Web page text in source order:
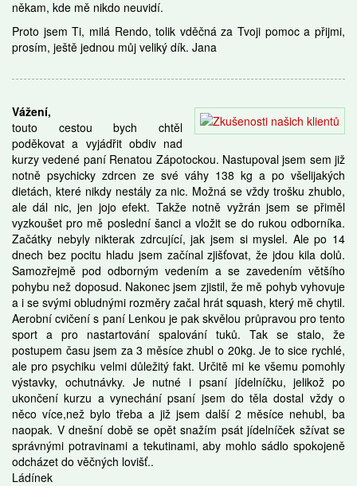
někam, kde mě nikdo neuvidí.
Proto jsem Ti, milá Rendo, tolik vděčná za Tvoji pomoc a přijmi,
prosím, ještě jednou můj veliký dík. Jana
Vážení,
touto cestou bych chtěl
poděkovat a vyjádřit obdiv nad
kurzy vedené paní Renatou Zápotockou. Nastupoval jsem sem již
notně psychicky zdrcen ze své váhy 138 kg a po všelijakých
dietách, které nikdy nestály za nic. Možná se vždy trošku zhublo,
ale dál nic, jen jojo efekt. Takže notně vyžrán jsem se přiměl
vyzkoušet pro mě poslední šanci a vložit se do rukou odborníka.
Začátky nebyly nikterak zdrcující, jak jsem si myslel. Ale po 14
dnech bez pocitu hladu jsem začínal zjišťovat, že jdou kila dolů.
Samozřejmě pod odborným vedením a se zavedením většího
pohybu než doposud. Nakonec jsem zjistil, že mě pohyb vyhovuje
a i se svými obludnými rozměry začal hrát squash, který mě chytil.
Aerobní cvičení s paní Lenkou je pak skvělou průpravou pro tento
sport a pro nastartování spalování tuků. Tak se stalo, že
postupem času jsem za 3 měsíce zhubl o 20kg. Je to sice rychlé,
ale pro psychiku velmi důležitý fakt. Určitě mi ke všemu pomohly
výstavky, ochutnávky. Je nutné i psaní jídelníčku, jelikož po
ukončení kurzu a vynechání psaní jsem do těla dostal vždy o
něco více,než bylo třeba a již jsem další 2 měsíce nehubl, ba
naopak. V dnešní době se opět snažím psát jídelníček sžívat se
správnými potravinami a tekutinami, aby mohlo sádlo spokojeně
odcházet do věčných lovišť..
Ládínek